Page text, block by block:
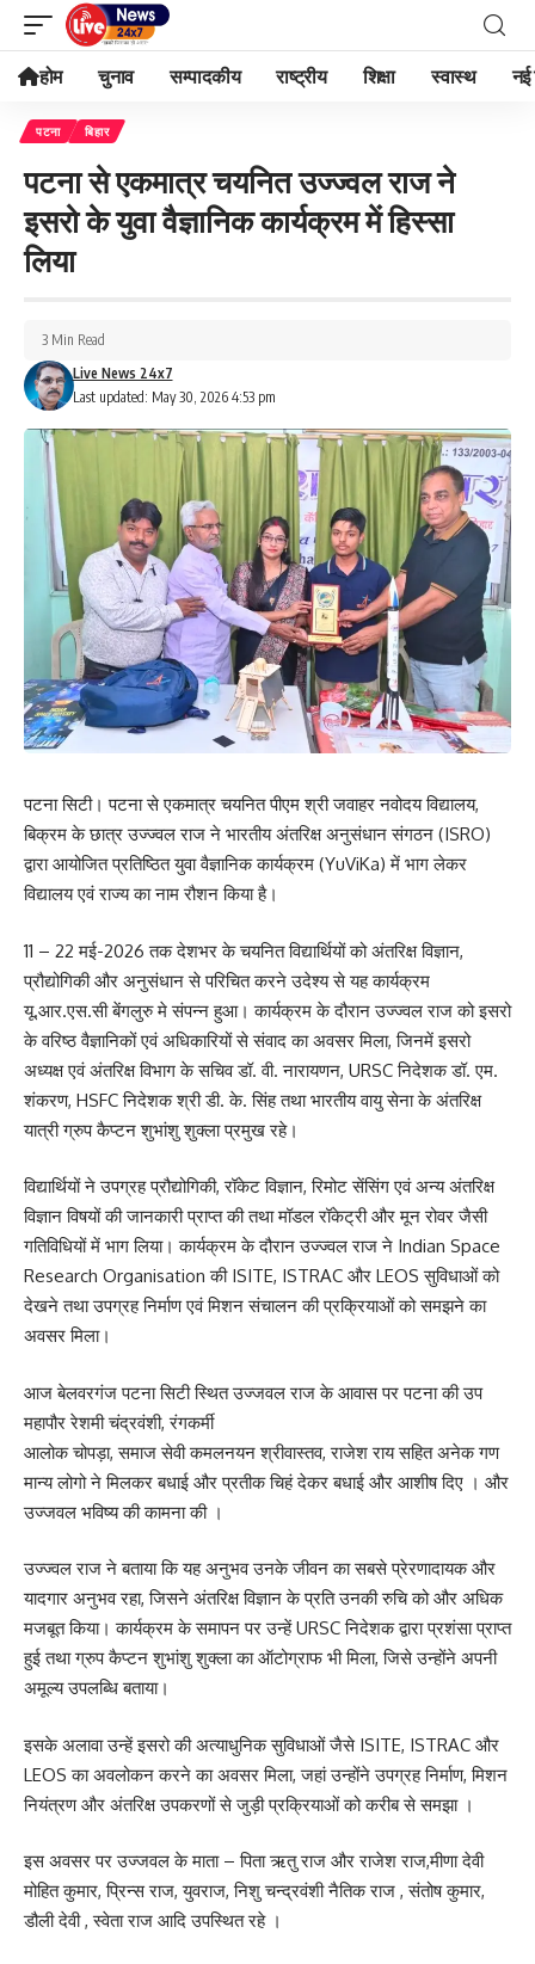
होम चुनाव सम्पादकीय राष्ट्रीय शिक्षा स्वास्थ नई
पटना बिहार
पटना से एकमात्र चयनित उज्ज्वल राज ने
इसरो के युवा वैज्ञानिक कार्यक्रम में हिस्सा
लिया
Last updated: May 30, 2026 4:53 pm
Live News 24x7
3 Min Read
पटना सिटी। पटना से एकमात्र चयनित पीएम श्री जवाहर नवोदय विद्यालय,
बिक्रम के छात्र उज्ज्वल राज ने भारतीय अंतरिक्ष अनुसंधान संगठन (ISRO)
द्वारा आयोजित प्रतिष्ठित युवा वैज्ञानिक कार्यक्रम (YuViKa) में भाग लेकर
विद्यालय एवं राज्य का नाम रौशन किया है।
11 – 22 मई-2026 तक देशभर के चयनित विद्यार्थियों को अंतरिक्ष विज्ञान,
प्रौद्योगिकी और अनुसंधान से परिचित करने उदेश्य से यह कार्यक्रम
यू.आर.एस.सी बेंगलुरु मे संपन्न हुआ। कार्यक्रम के दौरान उज्ज्वल राज को इसरो
के वरिष्ठ वैज्ञानिकों एवं अधिकारियों से संवाद का अवसर मिला, जिनमें इसरो
अध्यक्ष एवं अंतरिक्ष विभाग के सचिव डॉ. वी. नारायणन, URSC निदेशक डॉ. एम.
शंकरण, HSFC निदेशक श्री डी. के. सिंह तथा भारतीय वायु सेना के अंतरिक्ष
यात्री ग्रुप कैप्टन शुभांशु शुक्ला प्रमुख रहे।
विद्यार्थियों ने उपग्रह प्रौद्योगिकी, रॉकेट विज्ञान, रिमोट सेंसिंग एवं अन्य अंतरिक्ष
विज्ञान विषयों की जानकारी प्राप्त की तथा मॉडल रॉकेट्री और मून रोवर जैसी
गतिविधियों में भाग लिया। कार्यक्रम के दौरान उज्ज्वल राज ने Indian Space
Research Organisation की ISITE, ISTRAC और LEOS सुविधाओं को
देखने तथा उपग्रह निर्माण एवं मिशन संचालन की प्रक्रियाओं को समझने का
अवसर मिला।
आज बेलवरगंज पटना सिटी स्थित उज्जवल राज के आवास पर पटना की उप
महापौर रेशमी चंद्रवंशी, रंगकर्मी
आलोक चोपड़ा, समाज सेवी कमलनयन श्रीवास्तव, राजेश राय सहित अनेक गण
मान्य लोगो ने मिलकर बधाई और प्रतीक चिहं देकर बधाई और आशीष दिए । और
उज्जवल भविष्य की कामना की ।
उज्ज्वल राज ने बताया कि यह अनुभव उनके जीवन का सबसे प्रेरणादायक और
यादगार अनुभव रहा, जिसने अंतरिक्ष विज्ञान के प्रति उनकी रुचि को और अधिक
मजबूत किया। कार्यक्रम के समापन पर उन्हें URSC निदेशक द्वारा प्रशंसा प्राप्त
हुई तथा ग्रुप कैप्टन शुभांशु शुक्ला का ऑटोग्राफ भी मिला, जिसे उन्होंने अपनी
अमूल्य उपलब्धि बताया।
इसके अलावा उन्हें इसरो की अत्याधुनिक सुविधाओं जैसे ISITE, ISTRAC और
LEOS का अवलोकन करने का अवसर मिला, जहां उन्होंने उपग्रह निर्माण, मिशन
नियंत्रण और अंतरिक्ष उपकरणों से जुड़ी प्रक्रियाओं को करीब से समझा ।
इस अवसर पर उज्जवल के माता – पिता ऋतु राज और राजेश राज,मीणा देवी
मोहित कुमार, प्रिन्स राज, युवराज, निशु चन्द्रवंशी नैतिक राज , संतोष कुमार,
डौली देवी , स्वेता राज आदि उपस्थित रहे ।